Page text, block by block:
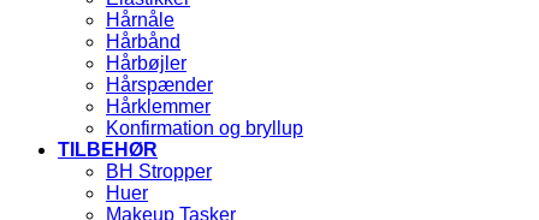
Hårnåle
Hårbånd
Hårbøjler
Hårspænder
Hårklemmer
Konfirmation og bryllup
TILBEHØR
BH Stropper
Huer
Makeup Tasker